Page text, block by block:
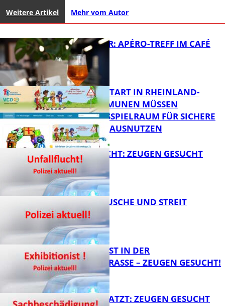
Weitere Artikel Mehr vom Autor
FB Kultur
HOT SUMMER: APÉRO-TREFF IM CAFÉ
LUMA
ZUM SCHULSTART IN RHEINLAND-
PFALZ: KOMMUNEN MÜSSEN
HANDLUNGSSPIELRAUM FÜR SICHERE
SCHULWEGE AUSNUTZEN
UNFALLFLUCHT: ZEUGEN GESUCHT
KNALLGERÄUSCHE UND STREIT
EXHIBITIONIST IN DER
VELMANNSTRASSE – ZEUGEN GESUCHT!
AUTO ZERKRATZT: ZEUGEN GESUCHT